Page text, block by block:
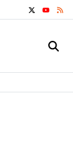
YOUTUBE